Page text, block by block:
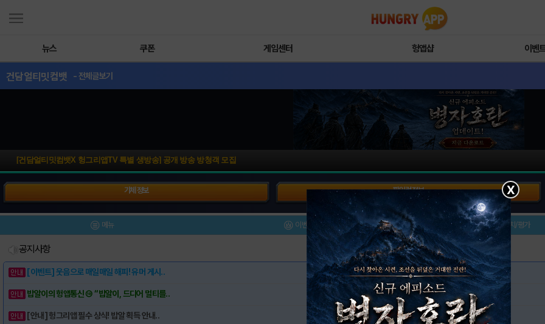
뉴스 쿠폰 게임센터 헝앱샵 이벤
건담얼티밋컴뱃 - 전체글보기
[건담얼티밋컴뱃X 헝그리앱TV 특별 생방송] 공개 방송 방청객 모집
기체 정보 파일럿 정보
메뉴 이벤트/미션 설치/평가
공지사항
[이벤트] 웃음으로 매일매일 해피! 유머 게시..
밥알이의 헝앱통신 ⑲ “밥알이, 드디어 멀티를..
[안내] 헝그리앱 필수 상식! 밥알 획득 안내..
X